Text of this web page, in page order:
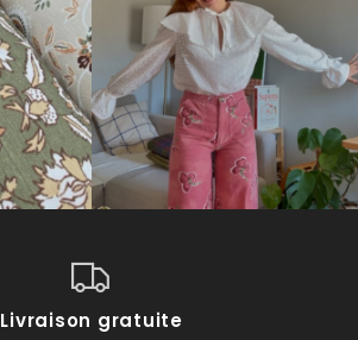
Livraison gratuite